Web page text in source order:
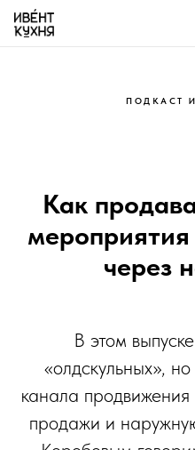
ПОДКАСТ
Как
через
В этом
«олдскульных»,
канала
продажи и